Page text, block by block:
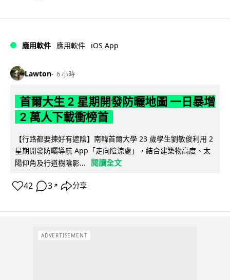
應用軟件 應用軟件 iOS App
Lawton 6 小時
首爾大生 2 星期開發防曬地圖 一日暴增
2 萬人下載衝榜首
【行路都要揀好有遮陰】南韓首爾大學 23 歲學生劉敏俊利用 2
星期開發防曬導航 App「走向陰涼處」，結合建築物高度、太
陽仰角及行道樹陰影...
閱讀全文
42 3 ↗ 分享
ADVERTISEMENT